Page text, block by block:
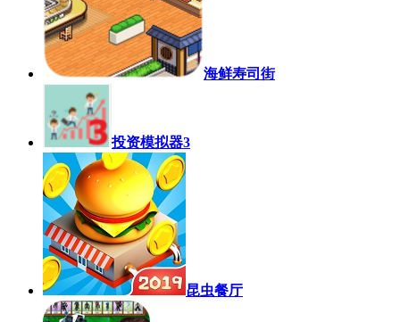
海鲜寿司街
投资模拟器3
昆虫餐厅